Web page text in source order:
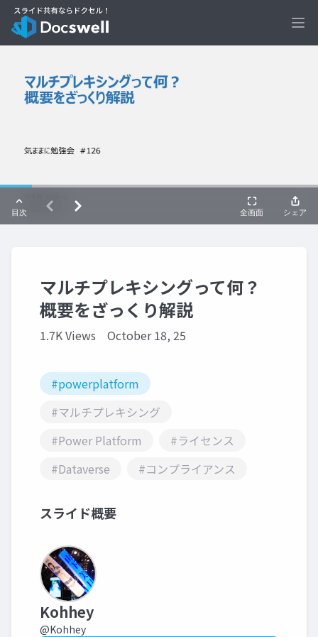
マルチプレキシングって何？
概要をざっくり解説
1.7K Views October 18, 25
#powerplatform
#マルチプレキシング
#Power Platform
#ライセンス
#Dataverse
#コンプライアンス
スライド概要
Kohhey
@Kohhey